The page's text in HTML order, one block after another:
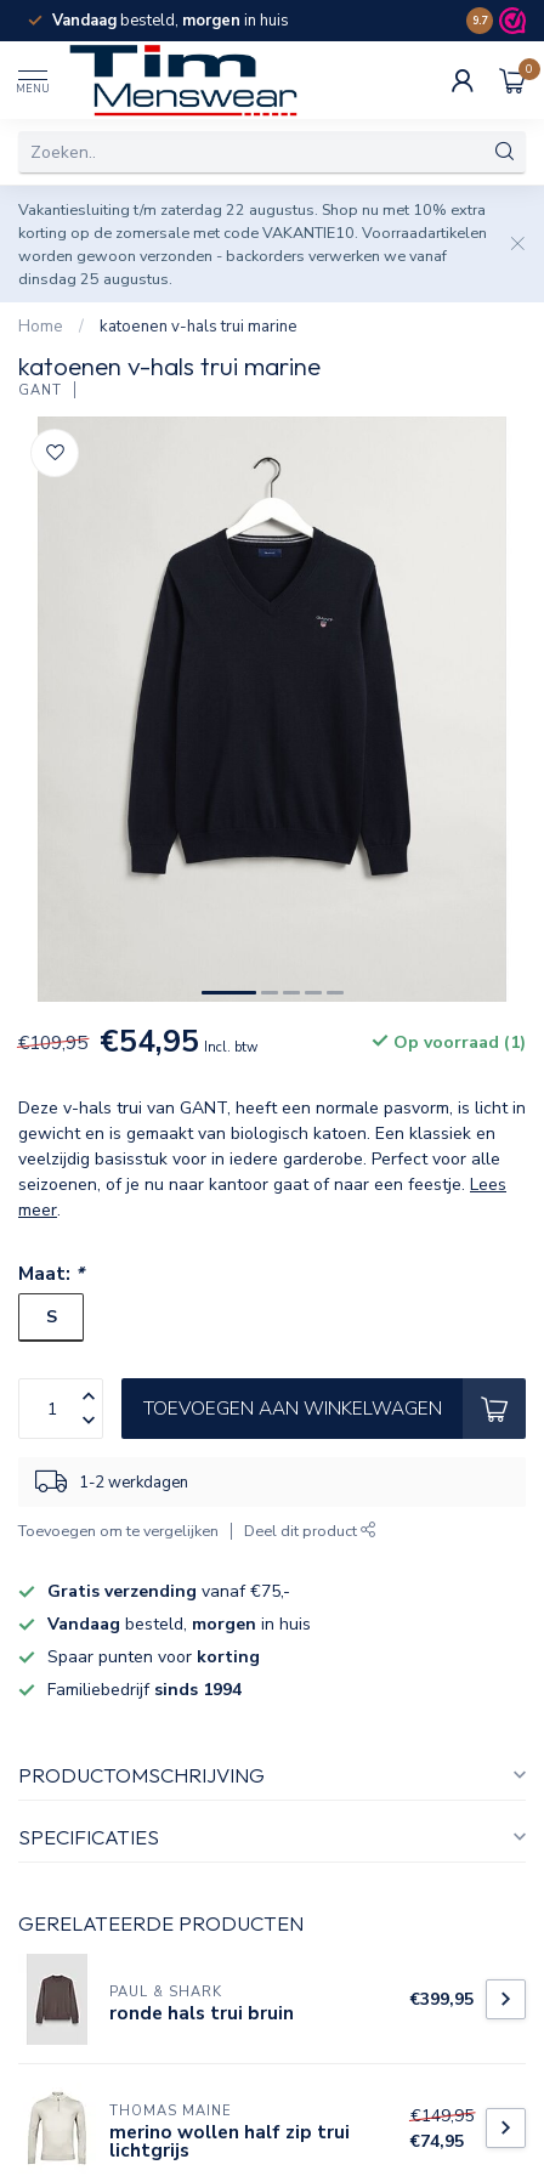
Vandaagbesteld, morgen in huis Spaar
9.7
MENU
0
Vakantiesluiting t/m zaterdag 22 augustus. Shop nu met 10% extra
korting op de zomersale met code VAKANTIE10. Voorraadartikelen
worden gewoon verzonden - backorders verwerken we vanaf
dinsdag 25 augustus.
Home / katoenen v-hals trui marine
katoenen v-hals trui marine
GANT
€109,95 €54,95 Incl. btw Op voorraad (1)
Deze v-hals trui van GANT, heeft een normale pasvorm, is licht in
gewicht en is gemaakt van biologisch katoen. Een klassiek en
veelzijdig basisstuk voor in iedere garderobe. Perfect voor alle
seizoenen, of je nu naar kantoor gaat of naar een feestje. Lees
meer.
Maat: *
S
TOEVOEGEN AAN WINKELWAGEN
1-2 werkdagen
Toevoegen om te vergelijken Deel dit product
Gratis verzending vanaf €75,-
Vandaag besteld, morgen in huis
Spaar punten voor korting
Familiebedrijf sinds 1994
PRODUCTOMSCHRIJVING
SPECIFICATIES
GERELATEERDE PRODUCTEN
PAUL & SHARK
ronde hals trui bruin €399,95
THOMAS MAINE
merino wollen half zip trui
lichtgrijs
€149,95
€74,95